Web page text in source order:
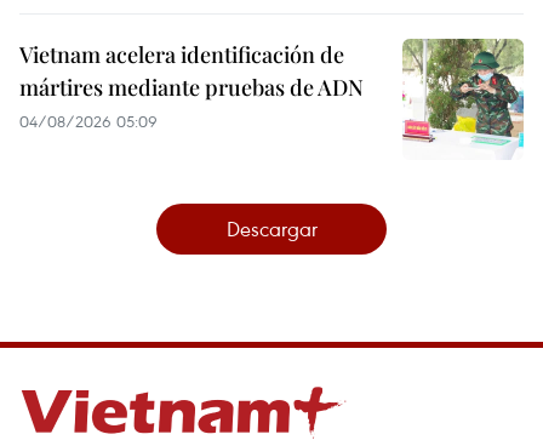
Vietnam acelera identificación de
mártires mediante pruebas de ADN
04/08/2026 05:09
Descargar